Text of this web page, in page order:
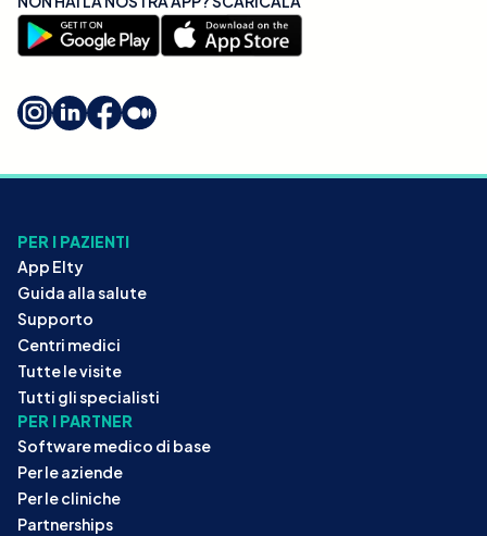
PER I PAZIENTI
App Elty
Guida alla salute
Supporto
Centri medici
Tutte le visite
Tutti gli specialisti
PER I PARTNER
Software medico di base
Per le aziende
Per le cliniche
Partnerships